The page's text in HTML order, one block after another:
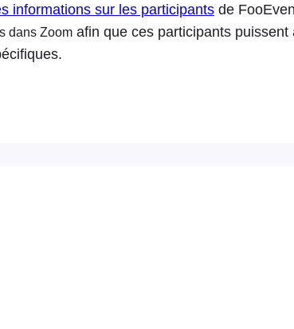
informations sur les participants de
dans Zoom afin que ces participants puissent